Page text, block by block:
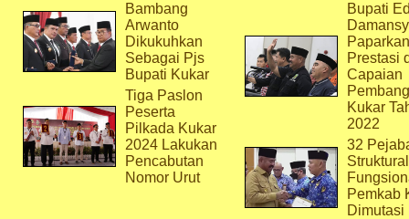
Bambang
Arwanto
Dikukuhkan
Sebagai Pjs
Bupati Kukar
Tiga Paslon
Peserta
Pilkada Kukar
2024 Lakukan
Pencabutan
Nomor Urut
Bupati
Paparkan
Prestasi
Capaian
Kukar
2022
32
Pemkab
Dimutasi